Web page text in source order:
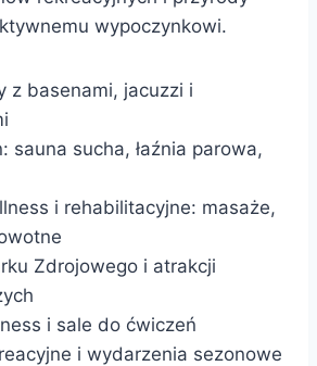
wypoczynkowi.
z basenami, jacuzzi i
sauna sucha, łaźnia parowa,
i rehabilitacyjne: masaże,
Zdrojowego i atrakcji
i sale do ćwiczeń
i wydarzenia sezonowe